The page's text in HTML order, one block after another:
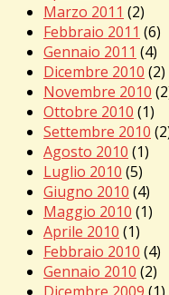
Marzo 2011 (2)
Febbraio 2011 (6)
Gennaio 2011 (4)
Dicembre 2010 (2)
Novembre 2010
Ottobre 2010 (1)
Settembre 2010
Agosto 2010 (1)
Luglio 2010 (5)
Giugno 2010 (4)
Maggio 2010 (1)
Aprile 2010 (1)
Febbraio 2010 (4)
Gennaio 2010 (2)